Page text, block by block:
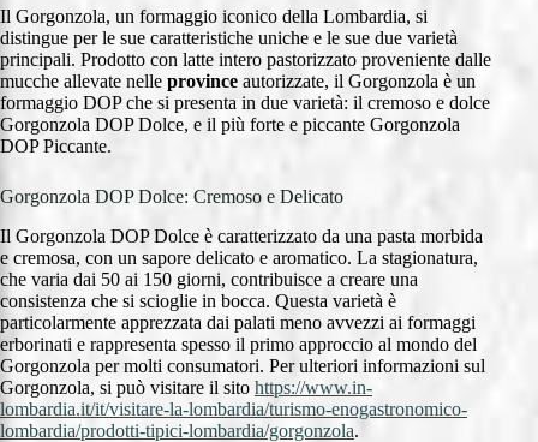
Il Gorgonzola, un formaggio iconico della Lombardia, si
distingue per le sue caratteristiche uniche e le sue due varietà
principali. Prodotto con latte intero pastorizzato proveniente dalle
mucche allevate nelle province autorizzate, il Gorgonzola è un
formaggio DOP che si presenta in due varietà: il cremoso e dolce
Gorgonzola DOP Dolce, e il più forte e piccante Gorgonzola
DOP Piccante.
Gorgonzola DOP Dolce: Cremoso e Delicato
Il Gorgonzola DOP Dolce è caratterizzato da una pasta morbida
e cremosa, con un sapore delicato e aromatico. La stagionatura,
che varia dai 50 ai 150 giorni, contribuisce a creare una
consistenza che si scioglie in bocca. Questa varietà è
particolarmente apprezzata dai palati meno avvezzi ai formaggi
erborinati e rappresenta spesso il primo approccio al mondo del
Gorgonzola per molti consumatori. Per ulteriori informazioni sul
Gorgonzola, si può visitare il sito https://www.in-
lombardia.it/it/visitare-la-lombardia/turismo-enogastronomico-
lombardia/prodotti-tipici-lombardia/gorgonzola.